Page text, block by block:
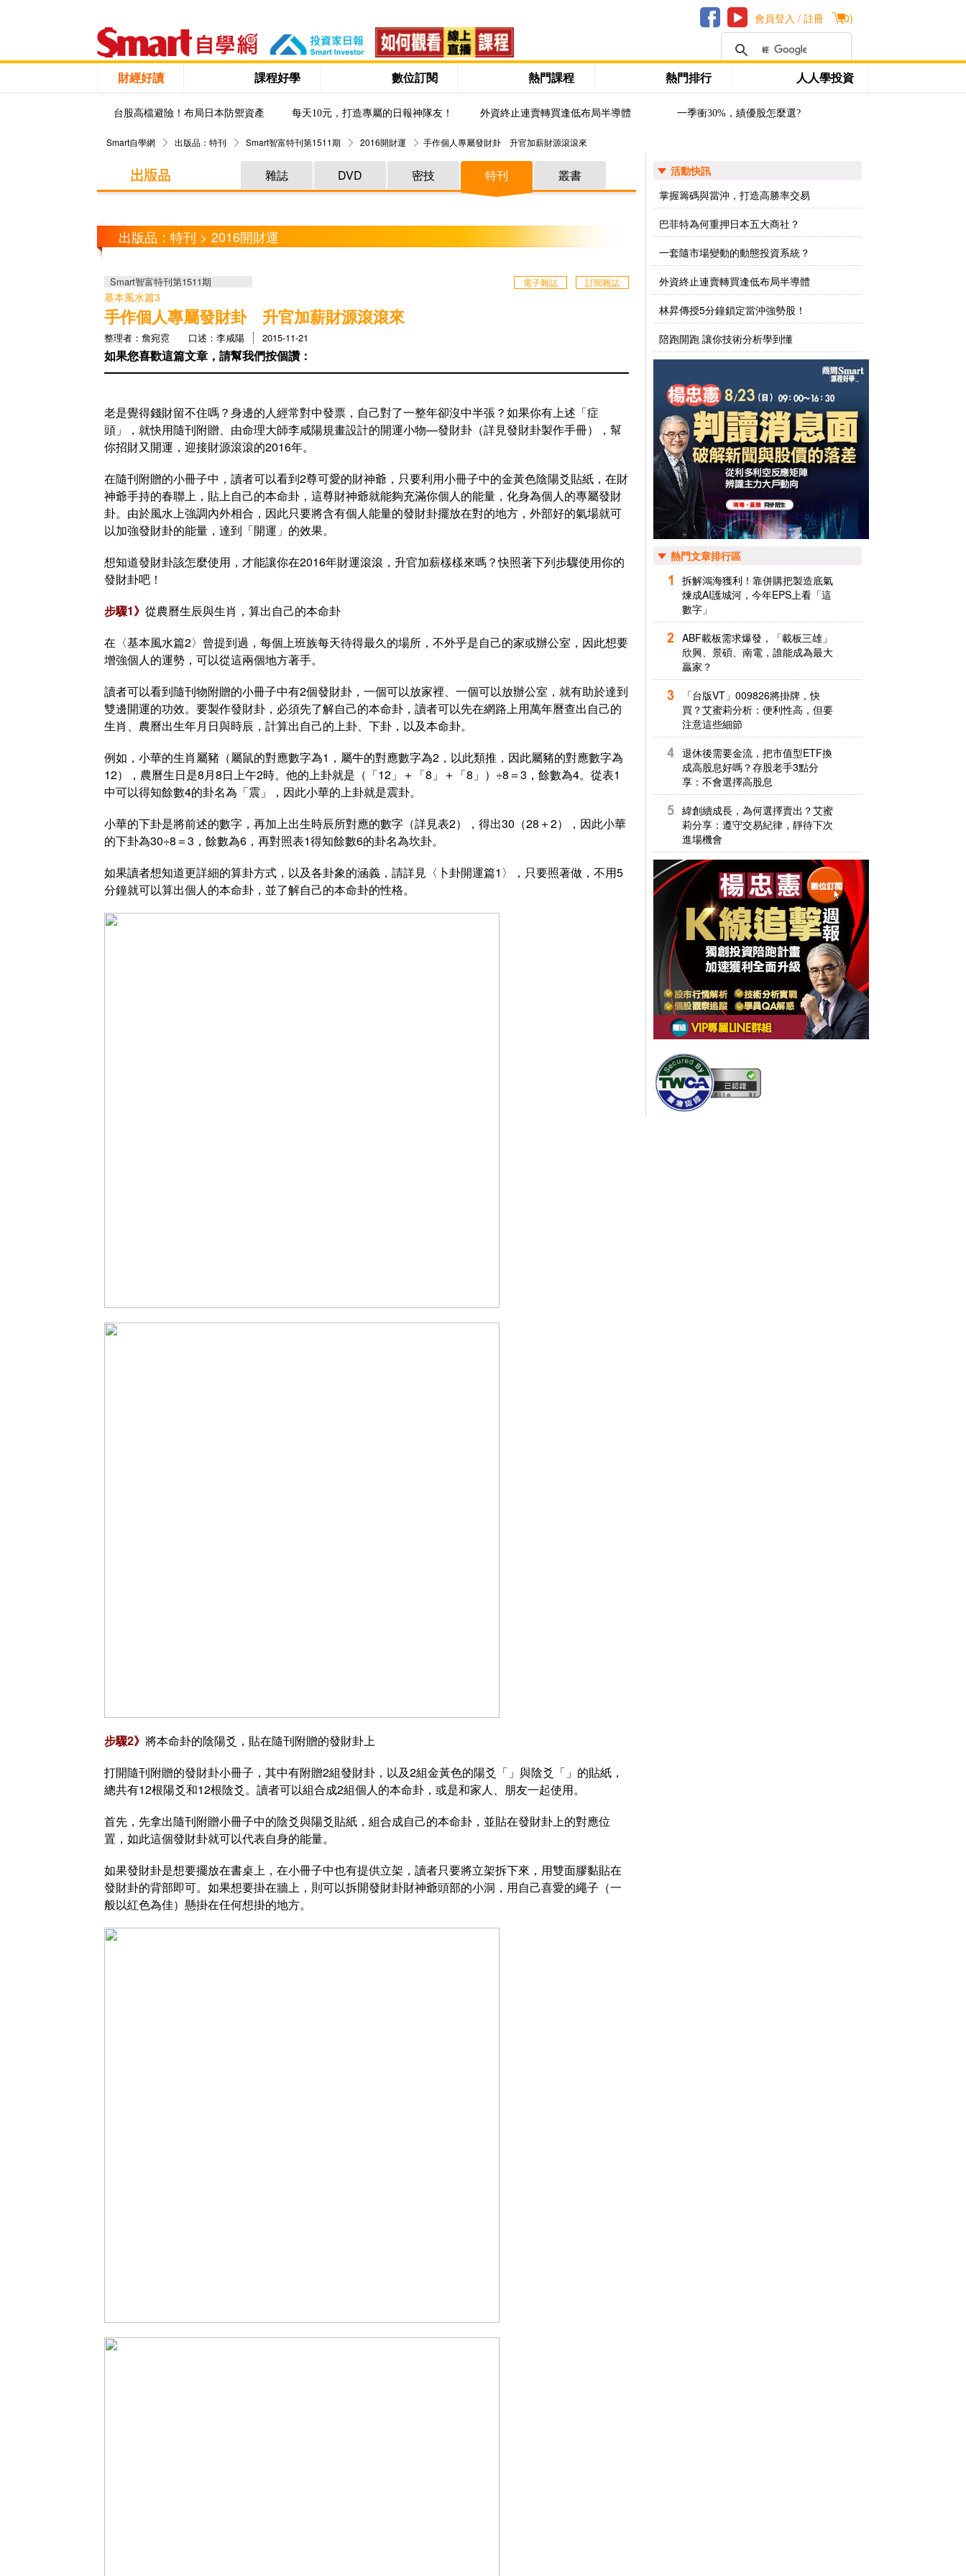
(0)
會員登入 / 註冊
財經好讀 課程好學 數位訂閱 熱門課程 熱門排行 人人學投資
台股高檔避險！布局日本防禦資產 每天10元，打造專屬的日報神隊友！ 外資終止連賣轉買逢低布局半導體 一季衝30%，績優股怎麼選?
Smart自學網 出版品：特刊 Smart智富特刊第1511期 2016開財運 手作個人專屬發財卦 升官加薪財源滾滾來
雜誌 DVD 密技 特刊 叢書
出版品：特刊 > 2016開財運
訂閱雜誌
電子雜誌
Smart智富特刊第1511期
基本風水篇3
手作個人專屬發財卦 升官加薪財源滾滾來
整理者：詹宛霓 口述：李咸陽 2015-11-21
如果您喜歡這篇文章，請幫我們按個讚：
老是覺得錢財留不住嗎？身邊的人經常對中發票，自己對了一整年卻沒中半張？如果你有上述「症
頭」，就快用隨刊附贈、由命理大師李咸陽規畫設計的開運小物—發財卦（詳見發財卦製作手冊），幫
你招財又開運，迎接財源滾滾的2016年。
在隨刊附贈的小冊子中，讀者可以看到2尊可愛的財神爺，只要利用小冊子中的金黃色陰陽爻貼紙，在財
神爺手持的春聯上，貼上自己的本命卦，這尊財神爺就能夠充滿你個人的能量，化身為個人的專屬發財
卦。由於風水上強調內外相合，因此只要將含有個人能量的發財卦擺放在對的地方，外部好的氣場就可
以加強發財卦的能量，達到「開運」的效果。
想知道發財卦該怎麼使用，才能讓你在2016年財運滾滾，升官加薪樣樣來嗎？快照著下列步驟使用你的
發財卦吧！
步驟1》 從農曆生辰與生肖，算出自己的本命卦
在〈基本風水篇2〉曾提到過，每個上班族每天待得最久的場所，不外乎是自己的家或辦公室，因此想要
增強個人的運勢，可以從這兩個地方著手。
讀者可以看到隨刊物附贈的小冊子中有2個發財卦，一個可以放家裡、一個可以放辦公室，就有助於達到
雙邊開運的功效。要製作發財卦，必須先了解自己的本命卦，讀者可以先在網路上用萬年曆查出自己的
生肖、農曆出生年月日與時辰，計算出自己的上卦、下卦，以及本命卦。
例如，小華的生肖屬豬（屬鼠的對應數字為1，屬牛的對應數字為2，以此類推，因此屬豬的對應數字為
12），農曆生日是8月8日上午2時。他的上卦就是（「12」＋「8」＋「8」）÷8＝3，餘數為4。從表1
中可以得知餘數4的卦名為「震」，因此小華的上卦就是震卦。
小華的下卦是將前述的數字，再加上出生時辰所對應的數字（詳見表2），得出30（28＋2），因此小華
的下卦為30÷8＝3，餘數為6，再對照表1得知餘數6的卦名為坎卦。
如果讀者想知道更詳細的算卦方式，以及各卦象的涵義，請詳見〈卜卦開運篇1〉，只要照著做，不用5
分鐘就可以算出個人的本命卦，並了解自己的本命卦的性格。
步驟2》 將本命卦的陰陽爻，貼在隨刊附贈的發財卦上
打開隨刊附贈的發財卦小冊子，其中有附贈2組發財卦，以及2組金黃色的陽爻「」與陰爻「」的貼紙，
總共有12根陽爻和12根陰爻。讀者可以組合成2組個人的本命卦，或是和家人、朋友一起使用。
首先，先拿出隨刊附贈小冊子中的陰爻與陽爻貼紙，組合成自己的本命卦，並貼在發財卦上的對應位
置，如此這個發財卦就可以代表自身的能量。
如果發財卦是想要擺放在書桌上，在小冊子中也有提供立架，讀者只要將立架拆下來，用雙面膠黏貼在
發財卦的背部即可。如果想要掛在牆上，則可以拆開發財卦財神爺頭部的小洞，用自己喜愛的繩子（一
般以紅色為佳）懸掛在任何想掛的地方。
活動快訊
掌握籌碼與當沖，打造高勝率交易
巴菲特為何重押日本五大商社？
一套隨市場變動的動態投資系統？
外資終止連賣轉買逢低布局半導體
林昇傳授5分鐘鎖定當沖強勢股！
陪跑開跑 讓你技術分析學到懂
熱門文章排行區
拆解鴻海獲利！靠併購把製造底氣
煉成AI護城河，今年EPS上看「這
數字」
ABF載板需求爆發，「載板三雄」
欣興、景碩、南電，誰能成為最大
贏家？
「台版VT」009826將掛牌，快
買？艾蜜莉分析：便利性高，但要
注意這些細節
退休後需要金流，把市值型ETF換
成高股息好嗎？存股老手3點分
享：不會選擇高股息
緯創續成長，為何選擇賣出？艾蜜
莉分享：遵守交易紀律，靜待下次
進場機會